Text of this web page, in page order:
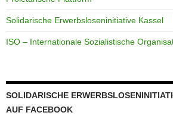
Solidarische Erwerbsloseninitiative Kassel
ISO – Internationale Sozialistische
SOLIDARISCHE
AUF FACEBOOK